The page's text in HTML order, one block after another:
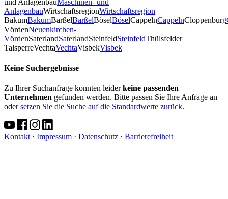
und AnlagenbauMaschinen- und
AnlagenbauWirtschaftsregionWirtschaftsregion
BakumBakumBarßelBarßelBöselBöselCappelnCappelnCloppenburg
VördenNeuenkirchen-
VördenSaterlandSaterlandSteinfeldSteinfeldThülsfelder
TalsperreVechtaVechtaVisbekVisbek
Keine Suchergebnisse
Zu Ihrer Suchanfrage konnten leiderkeine passenden
Unternehmen gefunden werden. Bitte passen Sie Ihre Anfrage an
odersetzen Sie die Suche auf die Standardwerte zurück.
Kontakt · Impressum · Datenschutz · Barrierefreiheit